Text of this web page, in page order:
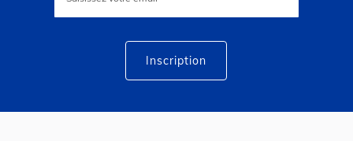
lettre
Inscription